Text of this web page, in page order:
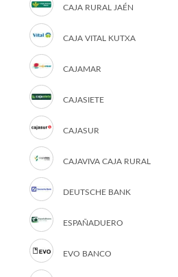
CAJA RURAL JAÉN
CAJA VITAL KUTXA
CAJAMAR
CAJASIETE
CAJASUR
CAJAVIVA CAJA RURAL
DEUTSCHE BANK
ESPAÑADUERO
EVO BANCO